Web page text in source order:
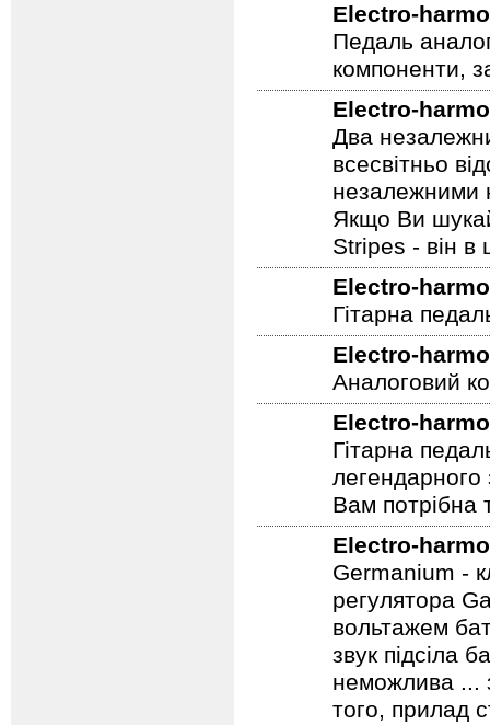
Electro-
Педаль
компоненти,
Electro-
Два
всесвітньо
незалежними
Якщо Ви
Stripes - він в
Electro-
Гітарна
Electro-
Аналоговий
Electro-
Гітарна
Вам потрібна
Electro-
Germanium -
регулятора
вольтажем
звук підсіла
неможлива ...
того, прилад